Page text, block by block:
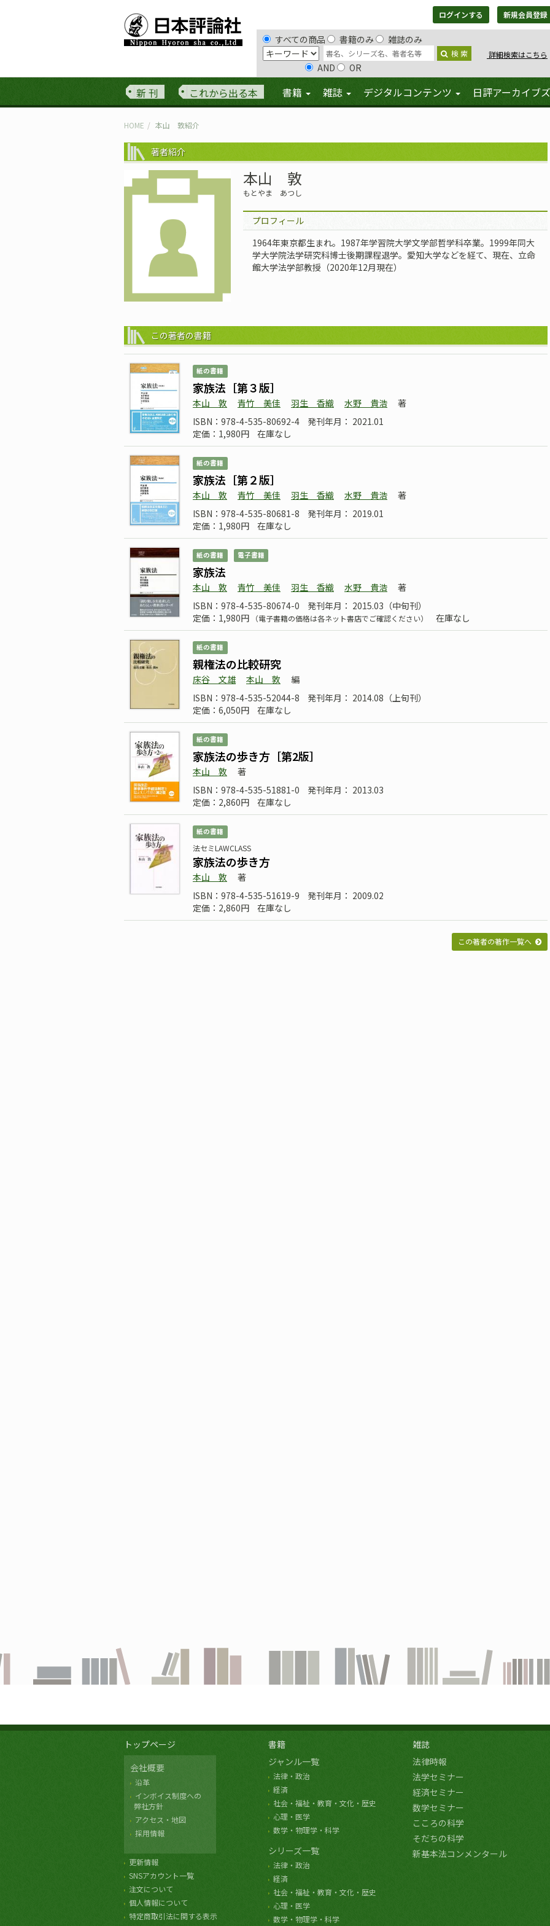
ログインする 新規会員登録
すべての商品 書籍のみ 雑誌のみ
検 索 詳細検索はこちら
AND OR
新 刊 これから出る本 書籍 雑誌 デジタルコンテンツ 日評アーカイブズ
HOME 本山 敦紹介
著者紹介
本山 敦
もとやま あつし
プロフィール
1964年東京都生まれ。1987年学習院大学文学部哲学科卒業。1999年同大
学大学院法学研究科博士後期課程退学。愛知大学などを経て、現在、立命
館大学法学部教授（2020年12月現在）
この著者の書籍
紙の書籍
家族法［第３版］
本山 敦 青竹 美佳 羽生 香織 水野 貴浩
著
ISBN：978-4-535-80692-4
発刊年月： 2021.01
定価：1,980円
在庫なし
紙の書籍
家族法［第２版］
本山 敦 青竹 美佳 羽生 香織 水野 貴浩
著
ISBN：978-4-535-80681-8
発刊年月： 2019.01
定価：1,980円
在庫なし
紙の書籍 電子書籍
家族法
本山 敦 青竹 美佳 羽生 香織 水野 貴浩
著
ISBN：978-4-535-80674-0
発刊年月： 2015.03（中旬刊）
定価：1,980円
（電子書籍の価格は各ネット書店でご確認ください） 在庫なし
紙の書籍
親権法の比較研究
床谷 文雄 本山 敦
編
ISBN：978-4-535-52044-8
発刊年月： 2014.08（上旬刊）
定価：6,050円
在庫なし
紙の書籍
家族法の歩き方［第2版］
本山 敦
著
ISBN：978-4-535-51881-0
発刊年月： 2013.03
定価：2,860円
在庫なし
紙の書籍
法セミLAWCLASS
家族法の歩き方
本山 敦
著
ISBN：978-4-535-51619-9
発刊年月： 2009.02
定価：2,860円
在庫なし
この著者の著作一覧へ
トップページ
会社概要
沿革
インボイス制度への
弊社方針
アクセス・地図
採用情報
更新情報
SNSアカウント一覧
注文について
個人情報について
特定商取引法に関する表示
書籍
ジャンル一覧
法律・政治
経済
社会・福祉・教育・文化・歴史
心理・医学
数学・物理学・科学
シリーズ一覧
法律・政治
経済
社会・福祉・教育・文化・歴史
心理・医学
数学・物理学・科学
雑誌
法律時報
法学セミナー
経済セミナー
数学セミナー
こころの科学
そだちの科学
新基本法コンメンタール